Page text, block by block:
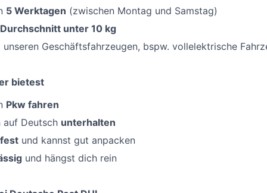
5 Werktagen (zwischen Montag und Samstag)
unter 10 kg
Geschäftsfahrzeugen, bspw. vollelektrische
bietest
Pkw fahren
auf Deutsch unterhalten
und kannst gut anpacken
und hängst dich rein